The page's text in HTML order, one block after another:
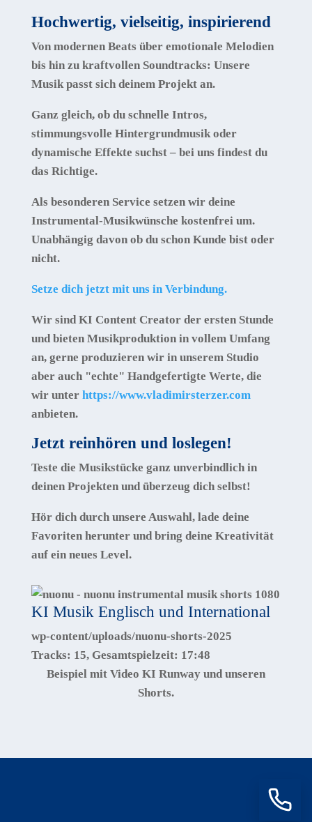
Hochwertig, vielseitig, inspirierend
Von modernen Beats über emotionale Melodien
bis hin zu kraftvollen Soundtracks: Unsere
Musik passt sich deinem Projekt an.
Ganz gleich, ob du schnelle Intros,
stimmungsvolle Hintergrundmusik oder
dynamische Effekte suchst – bei uns findest du
das Richtige.
Als besonderen Service setzen wir deine
Instrumental-Musikwünsche kostenfrei um.
Unabhängig davon ob du schon Kunde bist oder
nicht.
Setze dich jetzt mit uns in Verbindung.
Wir sind KI Content Creator der ersten Stunde
und bieten Musikproduktion in vollem Umfang
an, gerne produzieren wir in unserem Studio
aber auch "echte" Handgefertigte Werte, die
wir unter https://www.vladimirsterzer.com
anbieten.
Jetzt reinhören und loslegen!
Teste die Musikstücke ganz unverbindlich in
deinen Projekten und überzeug dich selbst!
Hör dich durch unsere Auswahl, lade deine
Favoriten herunter und bring deine Kreativität
auf ein neues Level.
KI Musik Englisch und International
wp-content/uploads/nuonu-shorts-2025
Tracks: 15, Gesamtspielzeit: 17:48
Beispiel mit Video KI Runway und unseren
Shorts.